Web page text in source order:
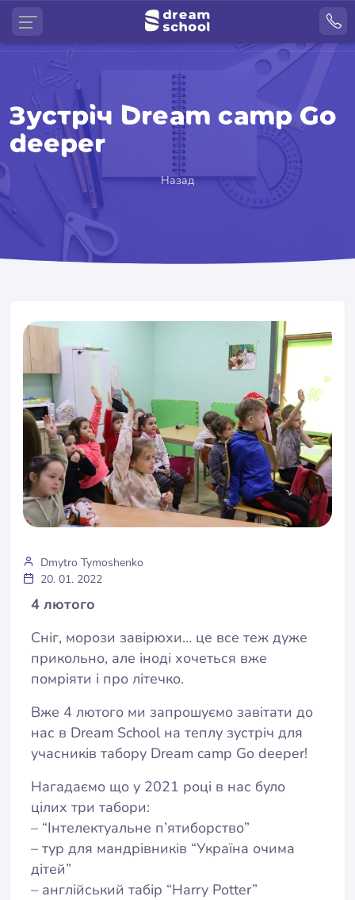
Зустріч Dream camp Go
deeper
Dmytro Tymoshenko
20. 01. 2022
4 лютого
Сніг, морози завірюхи… це все теж дуже
прикольно, але іноді хочеться вже
помріяти і про літечко.
Вже 4 лютого ми запрошуємо завітати до
нас в Dream School на теплу зустріч для
учасників табору Dream camp Go deeper!
Нагадаємо що у 2021 році в нас було
цілих три табори:
– “Інтелектуальне п’ятиборство”
– тур для мандрівників “Україна очима
дітей”
– англійський табір “Harry Potter”